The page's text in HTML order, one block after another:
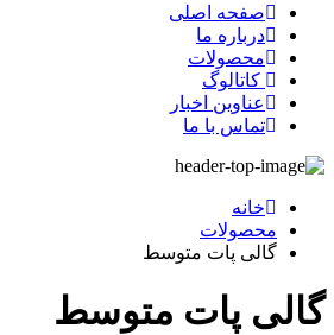
صفحه اصلی
درباره ما
محصولات
کاتالوگ
عناوین اخبار
تماس با ما
خانه
محصولات
گالی پات متوسط
گالی پات متوسط